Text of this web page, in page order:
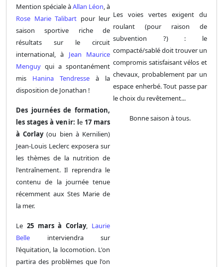
Mention spéciale àAllan Léon, à
Rose Marie Talibart pour leur
saison sportive riche de
résultats sur le circuit
international, à Jean Maurice
Menguy qui a spontanément
mis Hanina Tendresse à la
disposition de Jonathan !
Des journées de formation,
les stages à venir: le 17 mars
à Corlay(ou bien à Kernilien)
Jean-Louis Leclerc exposera sur
les thèmes de la nutrition de
l'entraînement. Il reprendra le
contenu de la journée tenue
récemment aux Stes Marie de
la mer.
Le 25 mars à Corlay, Laurie
Belle interviendra sur
l'équitation, la locomotion. L'on
partira des problèmes que l'on
Les voies vertes exigent du
roulant (pour raison de
subvention ?) : le
compacté/sablé doit trouver un
compromis satisfaisant vélos et
chevaux, probablement par un
espace enherbé. Tout passe par
le choix du revêtement...
Bonne saison à tous.